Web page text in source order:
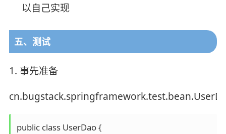
以自己实现
五、测试
1. 事先准备
public class UserDao {